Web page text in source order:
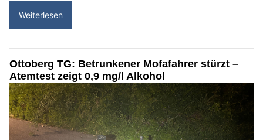
Weiterlesen
Ottoberg TG: Betrunkener Mofafahrer stürzt –
Atemtest zeigt 0,9 mg/l Alkohol